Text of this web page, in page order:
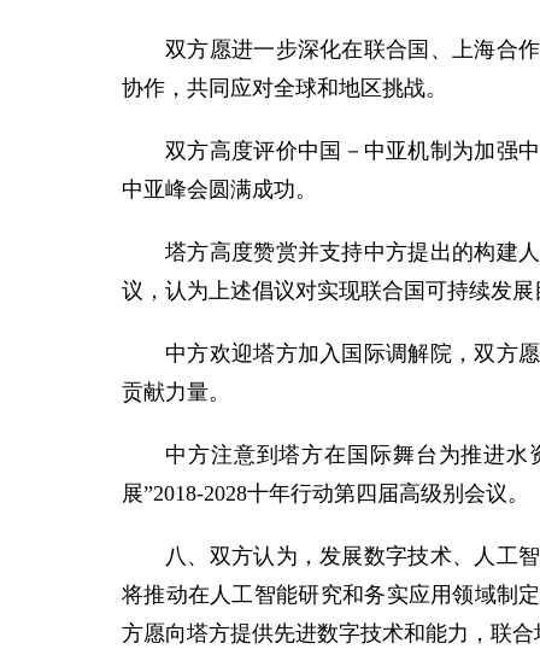
双方愿进一步深化在联合国、上海合
协作，共同应对全球和地区挑战。
双方高度评价中国－中亚机制为加强
中亚峰会圆满成功。
塔方高度赞赏并支持中方提出的构建
议，认为上述倡议对实现联合国可持续发
中方欢迎塔方加入国际调解院，双方
贡献力量。
中方注意到塔方在国际舞台为推进水
展”2018-2028十年行动第四届高级别会议。
八、双方认为，发展数字技术、人工
将推动在人工智能研究和务实应用领域制
方愿向塔方提供先进数字技术和能力，联